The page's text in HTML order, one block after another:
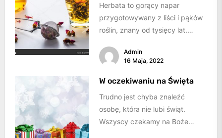
Herbata to gorący napar
przygotowywany z liści i pąków
roślin, znany od tysięcy lat.
olbrzymie...
Admin
16 Maja, 2022
W oczekiwaniu na Święta
Trudno jest chyba znaleźć
osobę, która nie lubi świąt.
Wszyscy czekamy na Boże